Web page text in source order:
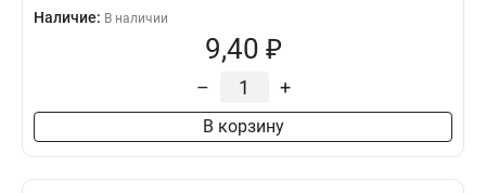
Наличие: В наличии
9,40 ₽
– +
В корзину